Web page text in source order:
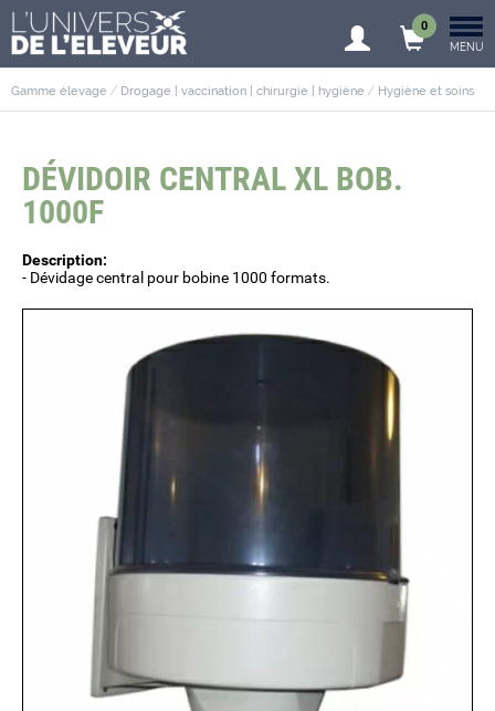
0
MENU
Gamme élevage Drogage | vaccination | chirurgie | hygiène Hygiène et soins
DÉVIDOIR CENTRAL XL BOB.
1000F
Description:
- Dévidage central pour bobine 1000 formats.